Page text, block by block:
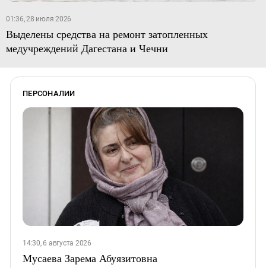
01:36, 28 июля 2026
Выделены средства на ремонт затопленных
медучреждений Дагестана и Чечни
ПЕРСОНАЛИИ
14:30, 6 августа 2026
Мусаева Зарема Абуязитовна